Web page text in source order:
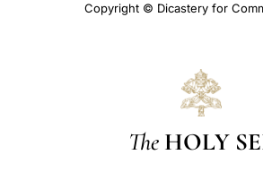
Copyright © Dicastery for
The HOLY